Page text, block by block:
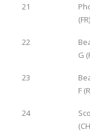
21
(FR)
22
G
23
F
24